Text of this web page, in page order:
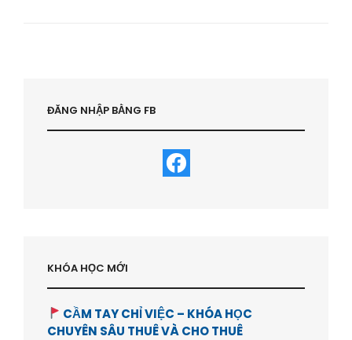
–
HVBDS.COM
ĐĂNG NHẬP BẰNG FB
KHÓA HỌC MỚI
CẦM TAY CHỈ VIỆC – KHÓA HỌC
CHUYÊN SÂU THUÊ VÀ CHO THUÊ